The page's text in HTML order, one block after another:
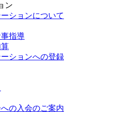
ン
ションについて
指導
ションへの登録
の入会のご案内